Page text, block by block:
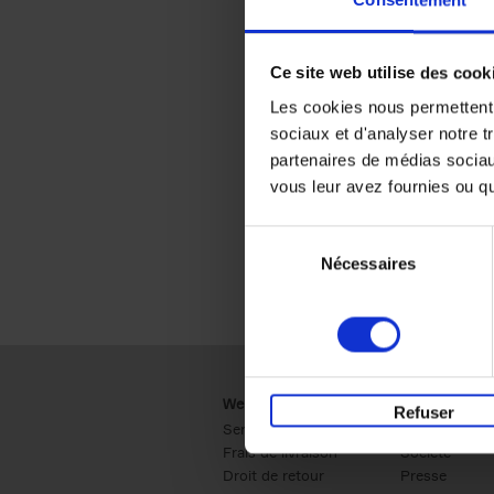
Ce site web utilise des
Les cookies nous
sociaux et d'analyser notre
partenaires de médias
vous leur avez fournies ou
Nécessaires
Refuser
Webshop
Service clients
Frais de livraison
Droit de retour
Business
Ventes
Société
Presse